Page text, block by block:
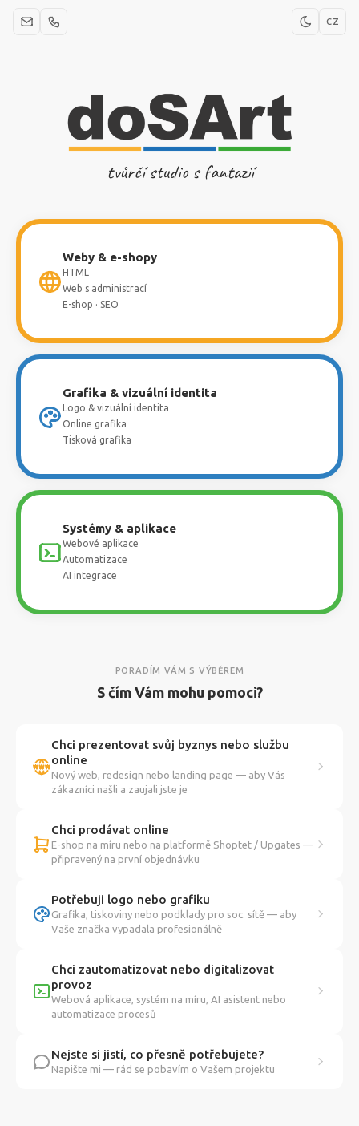
CZ
tvůrčí studio s fantazií
Weby & e-shopy
HTML
Web s administrací
E-shop · SEO
Grafika & vizuální identita
Logo & vizuální identita
Online grafika
Tisková grafika
Systémy & aplikace
Webové aplikace
Automatizace
AI integrace
PORADÍM VÁM S VÝBĚREM
S čím Vám mohu pomoci?
Chci prezentovat svůj byznys nebo službu
online
Nový web, redesign nebo landing page — aby Vás
zákazníci našli a zaujali jste je
Chci prodávat online
E-shop na míru nebo na platformě Shoptet / Upgates —
připravený na první objednávku
Potřebuji logo nebo grafiku
Grafika, tiskoviny nebo podklady pro soc. sítě — aby
Vaše značka vypadala profesionálně
Chci zautomatizovat nebo digitalizovat
provoz
Webová aplikace, systém na míru, AI asistent nebo
automatizace procesů
Nejste si jistí, co přesně potřebujete?
Napište mi — rád se pobavím o Vašem projektu